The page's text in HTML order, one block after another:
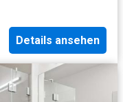
Details ansehen